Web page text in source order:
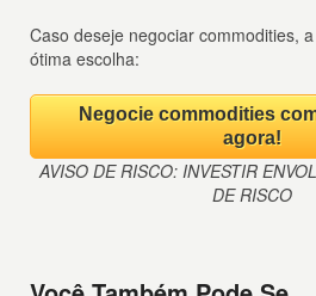
Caso deseje negociar commodities,
ótima escolha:
Negocie commodities
agora!
AVISO DE RISCO: INVESTIR
DE RISCO